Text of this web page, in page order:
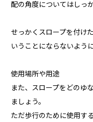
配の角度についてはしっ
せっかくスロープを付け
いうことにならないよう
使用場所や用途
また、スロープをどのゆ
ましょう。
ただ歩行のために使用す